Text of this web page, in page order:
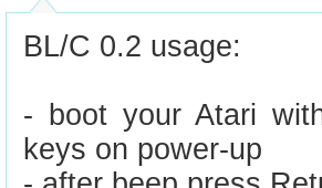
BL/C 0.2 usage:
- boot your Atari
keys on power-up